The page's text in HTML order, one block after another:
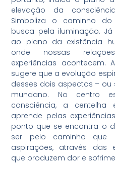
elevação da
Simboliza o caminho
busca pela iluminação.
ao plano da existência
onde nossas
experiências acontecem.
sugere que a evolução
desses dois aspectos –
mundano. No centro
consciência, a centelha
aprende pelas
ponto que se encontra o
ser pelo caminho que
aspirações, através das
que produzem dor e